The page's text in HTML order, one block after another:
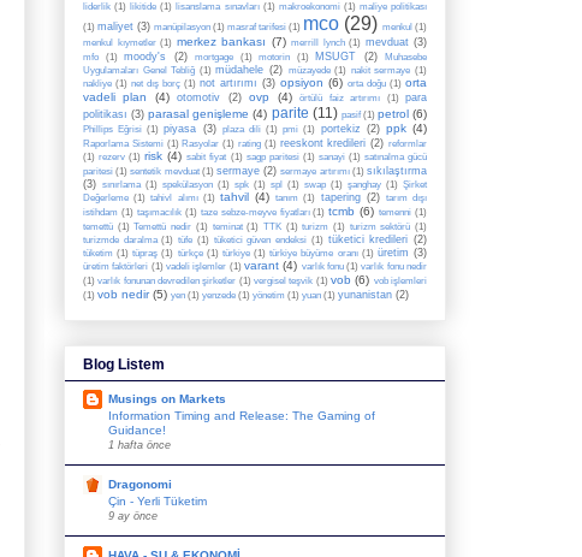
liderlik (1) likitide (1) lisanslama sınavları (1) makroekonomi (1) maliye politikası
(1) maliyet (3) manüpilasyon (1) masraf tarifesi (1) mco (29) menkul (1)
menkul kıymetler (1) merkez bankası (7) merrill lynch (1) mevduat (3)
mfo (1) moody's (2) mortgage (1) motorin (1) MSUGT (2)
Muhasebe
Uygulamaları Genel Tebliğ (1) müdahele (2) müzayede (1) nakit sermaye (1)
nakliye (1) net dış borç (1) not artırımı (3) opsiyon (6) orta doğu (1) orta
vadeli plan
(4) otomotiv (2) ovp (4) örtülü faiz artırımı (1)
para
politikası (3) parasal genişleme (4) parite (11) pasif (1) petrol (6)
Phillips Eğrisi (1) piyasa (3) plaza dili (1) pmi (1) portekiz (2) ppk (4)
Raporlama Sistemi (1) Rasyolar (1) rating (1) reeskont kredileri (2) reformlar
(1) rezerv (1) risk (4) sabit fiyat (1) sagp paritesi (1) sanayi (1) satınalma gücü
paritesi (1) sentetik mevduat (1) sermaye (2) sermaye artırımı (1) sıkılaştırma
(3) sınırlama (1) spekülasyon (1) spk (1) spl (1) swap (1) şanghay (1) Şirket
Değerleme (1) tahivl alımı (1) tahvil (4) tanım (1) tapering (2) tarım dışı
istihdam (1) taşımacılık (1) taze sebze-meyve fiyatları (1) tcmb (6) temenni (1)
temettü (1) Temettü nedir (1) teminat (1) TTK (1) turizm (1) turizm sektörü (1)
turizmde daralma (1) tüfe (1) tüketici güven endeksi (1) tüketici kredileri (2)
tüketim (1) tüpraş (1) türkçe (1) türkiye (1) türkiye büyüme oranı (1) üretim (3)
üretim faktörleri (1) vadeli işlemler (1) varant (4) varlık fonu (1) varlık fonu nedir
(1) varlık fonunan devredilen şirketler (1) vergisel teşvik (1) vob (6) vob işlemleri
(1) vob nedir (5) yen (1) yenzede (1) yönetim (1) yuan (1) yunanistan (2)
Blog Listem
Musings on Markets
Information Timing and Release: The Gaming of
Guidance!
1 hafta önce
Dragonomi
Çin - Yerli Tüketim
9 ay önce